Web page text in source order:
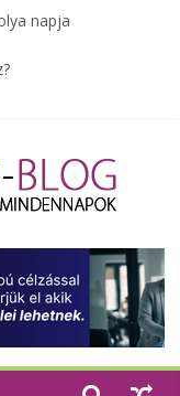
napja
környezetbarát